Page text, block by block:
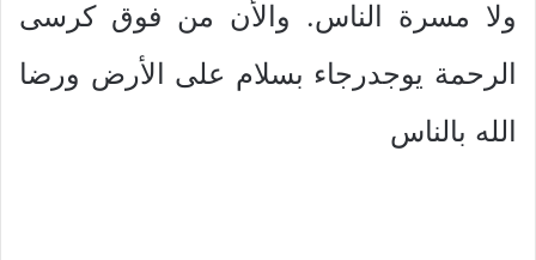
ولا مسرة الناس. والأن من فوق كرسى
الرحمة يوجدرجاء بسلام على الأرض ورضا
الله بالناس